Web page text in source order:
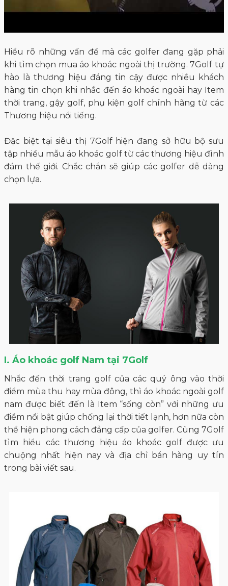
Hiểu rõ những vấn đề mà các golfer đang gặp phải
khi tìm chọn mua áo khoác ngoài thị trường. 7Golf tự
hào là thương hiệu đáng tin cậy được nhiều khách
hàng tin chọn khi nhắc đến áo khoác ngoài hay Item
thời trang, gậy golf, phụ kiện golf chính hãng từ các
Thương hiệu nổi tiếng.
Đặc biệt tại siêu thị 7Golf hiện đang sở hữu bộ sưu
tập nhiều mẫu áo khoác golf từ các thương hiệu đình
đám thế giới. Chắc chắn sẽ giúp các golfer dễ dàng
chọn lựa.
I. Áo khoác golf Nam tại 7Golf
Nhắc đến thời trang golf của các quý ông vào thời
điểm mùa thu hay mùa đông, thì áo khoác ngoài golf
nam được biết đến là Item “sống còn” với những ưu
điểm nổi bật giúp chống lại thời tiết lạnh, hơn nữa còn
thể hiện phong cách đẳng cấp của golfer. Cùng 7Golf
tìm hiểu các thương hiệu áo khoác golf được ưu
chuộng nhất hiện nay và địa chỉ bán hàng uy tín
trong bài viết sau.